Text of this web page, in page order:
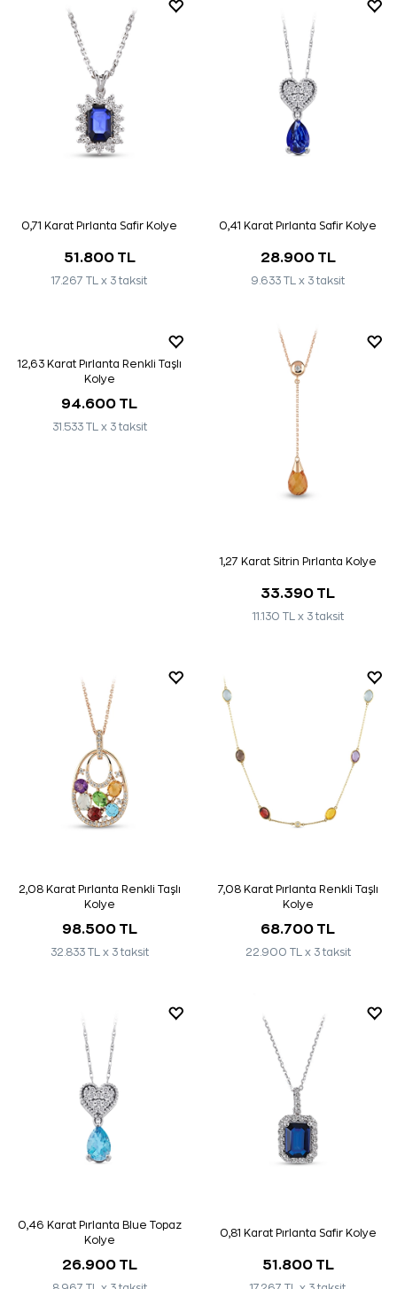
0,71 Karat Pırlanta Safir Kolye
51.800 TL
17.267 TL x 3 taksit
0,41 Karat Pırlanta Safir Kolye
28.900 TL
9.633 TL x 3 taksit
1,27 Karat Sitrin Pırlanta Kolye
33.390 TL
11.130 TL x 3 taksit
2,08 Karat Pırlanta Renkli Taşlı
Kolye
98.500 TL
32.833 TL x 3 taksit
7,08 Karat Pırlanta Renkli Taşlı
Kolye
68.700 TL
22.900 TL x 3 taksit
0,46 Karat Pırlanta Blue Topaz
Kolye
26.900 TL
0,81 Karat Pırlanta Safir Kolye
51.800 TL